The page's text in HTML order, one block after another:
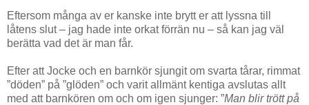
Eftersom många av er kanske inte brytt er att lyssna till
låtens slut – jag hade inte orkat förrän nu – så kan jag väl
berätta vad det är man får.
Efter att Jocke och en barnkör sjungit om svarta tårar, rimmat
”döden” på ”glöden” och varit allmänt kentiga avslutas allt
med att barnkören om och om igen sjunger: ”Man blir trött på